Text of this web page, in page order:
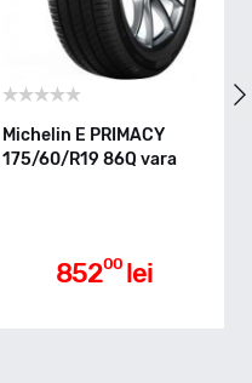
Michelin E PRIMACY
175/60/R19 86Q vara
85200 lei